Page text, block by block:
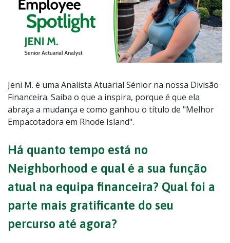
Jeni M. é uma Analista Atuarial Sénior na nossa Divisão
Financeira. Saiba o que a inspira, porque é que ela
abraça a mudança e como ganhou o título de "Melhor
Empacotadora em Rhode Island".
Há quanto tempo está no
Neighborhood e qual é a sua função
atual na equipa financeira? Qual foi a
parte mais gratificante do seu
percurso até agora?